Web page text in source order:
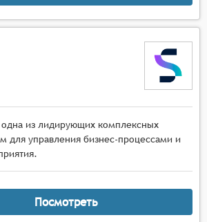
одна из лидирующих комплексных
для управления бизнес-процессами и
Посмотреть